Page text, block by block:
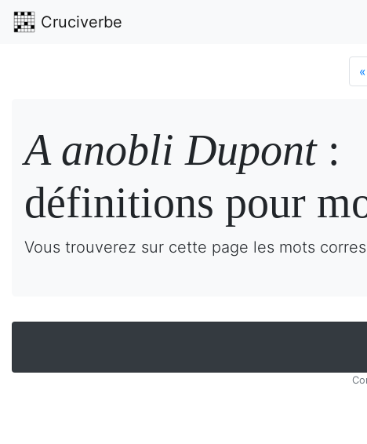
Cruciverbe
«
A anobli Dupont:
définitions pour
Vous trouverez sur cette page les mots